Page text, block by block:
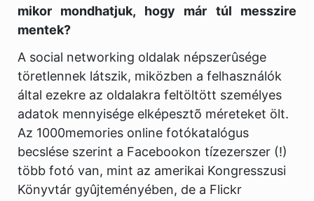
mikor mondhatjuk, hogy már túl messzire
mentek?
A social networking oldalak népszerûsége
töretlennek látszik, miközben a felhasználók
által ezekre az oldalakra feltöltött személyes
adatok mennyisége elképesztõ méreteket ölt.
Az 1000memories online fotókatalógus
becslése szerint a Facebookon tízezerszer (!)
több fotó van, mint az amerikai Kongresszusi
Könyvtár gyûjteményében, de a Flickr